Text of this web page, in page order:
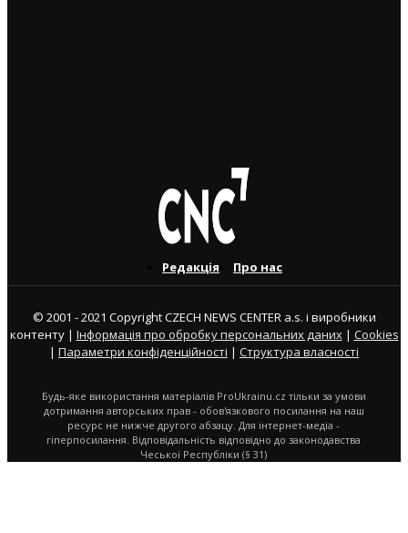
Редакція Про нас
© 2001 - 2021 Copyright CZECH NEWS CENTER a.s. і виробники
контенту | Інформація про обробку персональних даних| Cookies
| Параметри конфіденційності | Структура власності
Будь-яке використання матеріалів ProUkrainu.cz тільки за умови
дотримання авторських прав - обов'язкового посилання на наш
ресурс не нижче другого абзацу. Для інтернет-медіа -
гіперпосилання. Відповідальність відповідно до законодавства
Чеської Республіки (§ 31)